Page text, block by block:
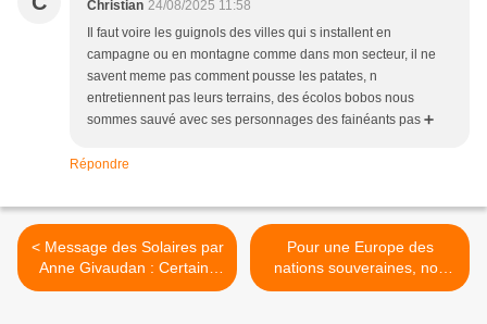
Christian 24/08/2025 11:58
Il faut voire les guignols des villes qui s installent en
campagne ou en montagne comme dans mon secteur, il ne
savent meme pas comment pousse les patates, n
entretiennent pas leurs terrains, des écolos bobos nous
sommes sauvé avec ses personnages des fainéants pas ➕️
Répondre
< Message des Solaires par
Anne Givaudan : Certains
des nôtres sont parmi vous
Pour une Europe des
nations souveraines, non
vassales des États-Unis (1)